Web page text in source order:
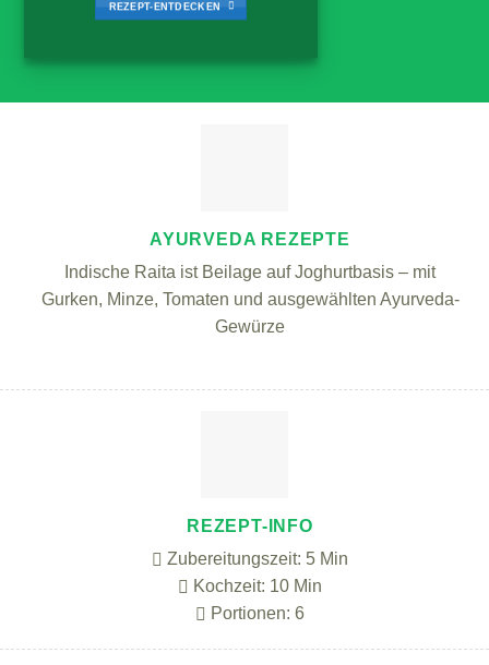
REZEPT-ENTDECKEN
AYURVEDA REZEPTE
Indische Raita ist Beilage auf Joghurtbasis – mit
Gurken, Minze, Tomaten und ausgewählten Ayurveda-
Gewürze
REZEPT-INFO
Zubereitungszeit: 5 Min
Kochzeit: 10 Min
Portionen: 6